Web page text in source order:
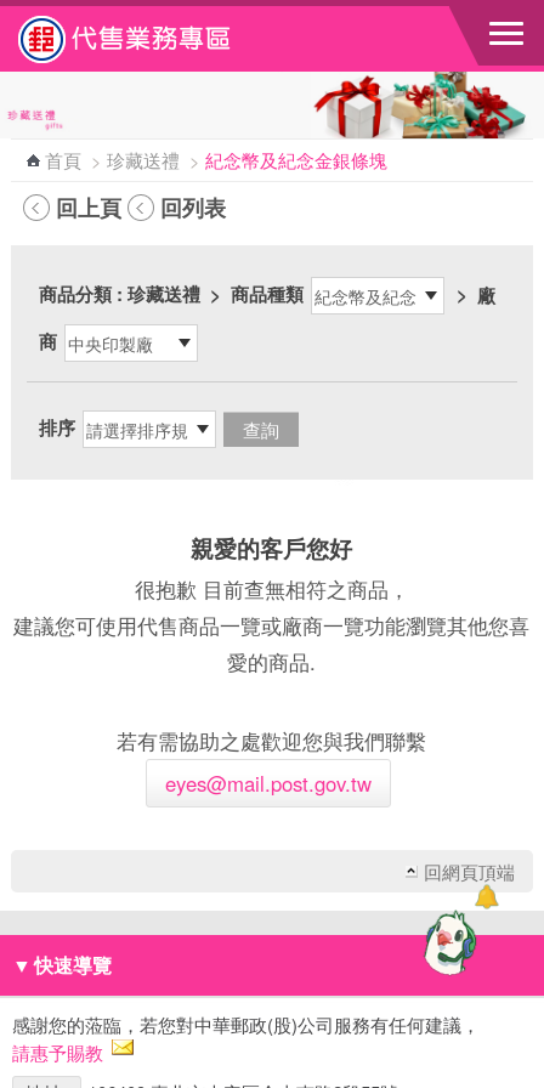
跳到主要內容區塊
首頁 > 珍藏送禮 > 紀念幣及紀念金銀條塊
回上頁 回列表
商品分類: 珍藏送禮 > 商品種類 > 廠
商
排序
親愛的客戶您好
很抱歉 目前查無相符之商品，
建議您可使用代售商品一覽或廠商一覽功能瀏覽其他您喜
愛的商品.
若有需協助之處歡迎您與我們聯繫
eyes@mail.post.gov.tw
回網頁頂端
▼ 快速導覽
感謝您的蒞臨，若您對中華郵政(股)公司服務有任何建議，
請惠予賜教